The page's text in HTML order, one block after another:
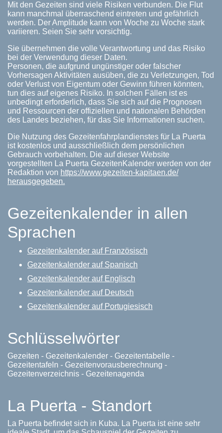
Mit den Gezeiten sind viele Risiken verbunden. Die Flut
kann manchmal überraschend eintreten und gefährlich
werden. Der Amplitude kann von Woche zu Woche stark
variieren. Seien Sie sehr vorsichtig.
Sie übernehmen die volle Verantwortung und das Risiko
bei der Verwendung dieser Daten.
Personen, die aufgrund ungünstiger oder falscher
Vorhersagen Aktivitäten ausüben, die zu Verletzungen, Tod
oder Verlust von Eigentum oder Gewinn führen könnten,
tun dies auf eigenes Risiko. In solchen Fällen ist es
unbedingt erforderlich, dass Sie sich auf die Prognosen
und Ressourcen der offiziellen und nationalen Behörden
des Landes beziehen, für das Sie Informationen suchen.
Die Nutzung des Gezeitenfahrplandienstes für La Puerta
ist kostenlos und ausschließlich dem persönlichen
Gebrauch vorbehalten. Die auf dieser Website
vorgestellten La Puerta GezeitenKalender werden von der
Redaktion von https://www.gezeiten-kapitaen.de/
herausgegeben.
Gezeitenkalender in allen
Sprachen
Gezeitenkalender auf Französisch
Gezeitenkalender auf Spanisch
Gezeitenkalender auf Englisch
Gezeitenkalender auf Deutsch
Gezeitenkalender auf Portugiesisch
Schlüsselwörter
Gezeiten - Gezeitenkalender - Gezeitentabelle -
Gezeitentafeln - Gezeitenvorausberechnung -
Gezeitenverzeichnis - Gezeitenagenda
La Puerta - Standort
La Puerta befindet sich in Kuba. La Puerta ist eine sehr